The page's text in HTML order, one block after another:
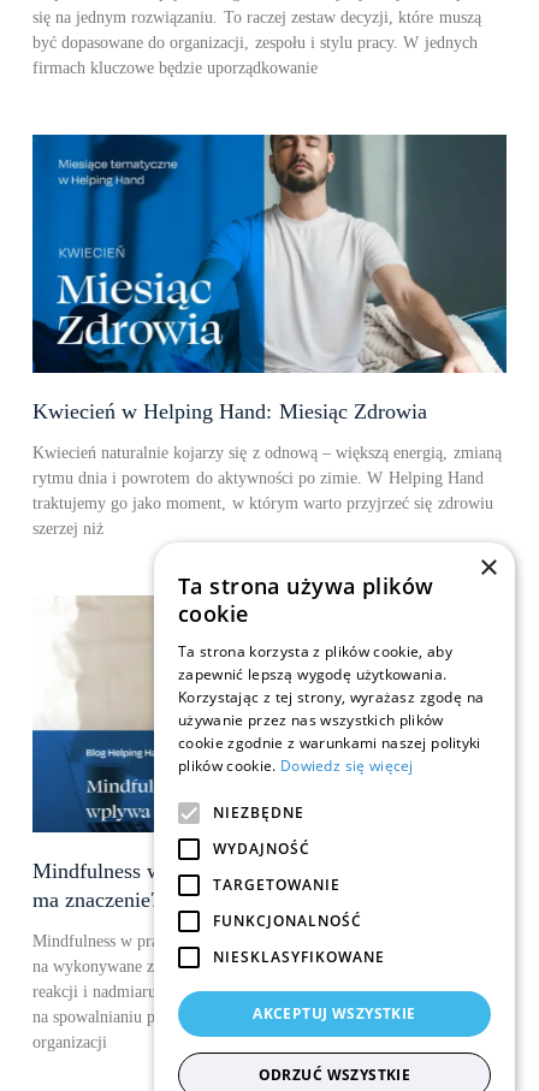
się na jednym rozwiązaniu. To raczej zestaw decyzji, które muszą
być dopasowane do organizacji, zespołu i stylu pracy. W jednych
firmach kluczowe będzie uporządkowanie
Kwiecień w Helping Hand: Miesiąc Zdrowia
Kwiecień naturalnie kojarzy się z odnową – większą energią, zmianą
rytmu dnia i powrotem do aktywności po zimie. W Helping Hand
traktujemy go jako moment, w którym warto przyjrzeć się zdrowiu
szerzej niż
Mindfulness w pracy – co to jest i dlaczego
ma znaczenie?
Mindfulness w pracy oznacza świadome kierowanie uwagi
na wykonywane zadania, emocje i otoczenie – bez automatycznych
reakcji i nadmiaru rozproszeń. To podejście nie polega
na spowalnianiu pracy, ale na zmianie jej jakości. Coraz więcej
organizacji
×
Ta strona używa plików
cookie
Ta strona korzysta z plików cookie, aby
zapewnić lepszą wygodę użytkowania.
Korzystając z tej strony, wyrażasz zgodę na
używanie przez nas wszystkich plików
cookie zgodnie z warunkami naszej polityki
plików cookie. Dowiedz się więcej
NIEZBĘDNE
WYDAJNOŚĆ
TARGETOWANIE
FUNKCJONALNOŚĆ
NIESKLASYFIKOWANE
AKCEPTUJ WSZYSTKIE
ODRZUĆ WSZYSTKIE